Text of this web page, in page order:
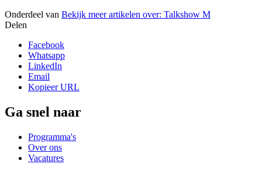
Onderdeel van Bekijk meer artikelen over: Talkshow M
Delen
Facebook
Whatsapp
LinkedIn
Email
Kopieer URL
Ga snel naar
Programma's
Over ons
Vacatures